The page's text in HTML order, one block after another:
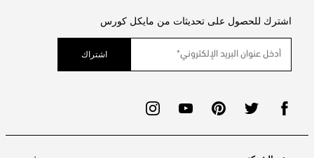
اشترك للحصول على تحديثات من مايكل كورس
اشتراك